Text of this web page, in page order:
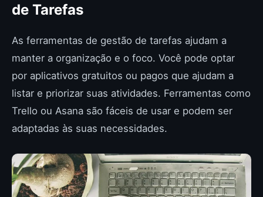
de Tarefas
As ferramentas de gestão de tarefas ajudam a
manter a organização e o foco. Você pode optar
por aplicativos gratuitos ou pagos que ajudam a
listar e priorizar suas atividades. Ferramentas como
Trello ou Asana são fáceis de usar e podem ser
adaptadas às suas necessidades.